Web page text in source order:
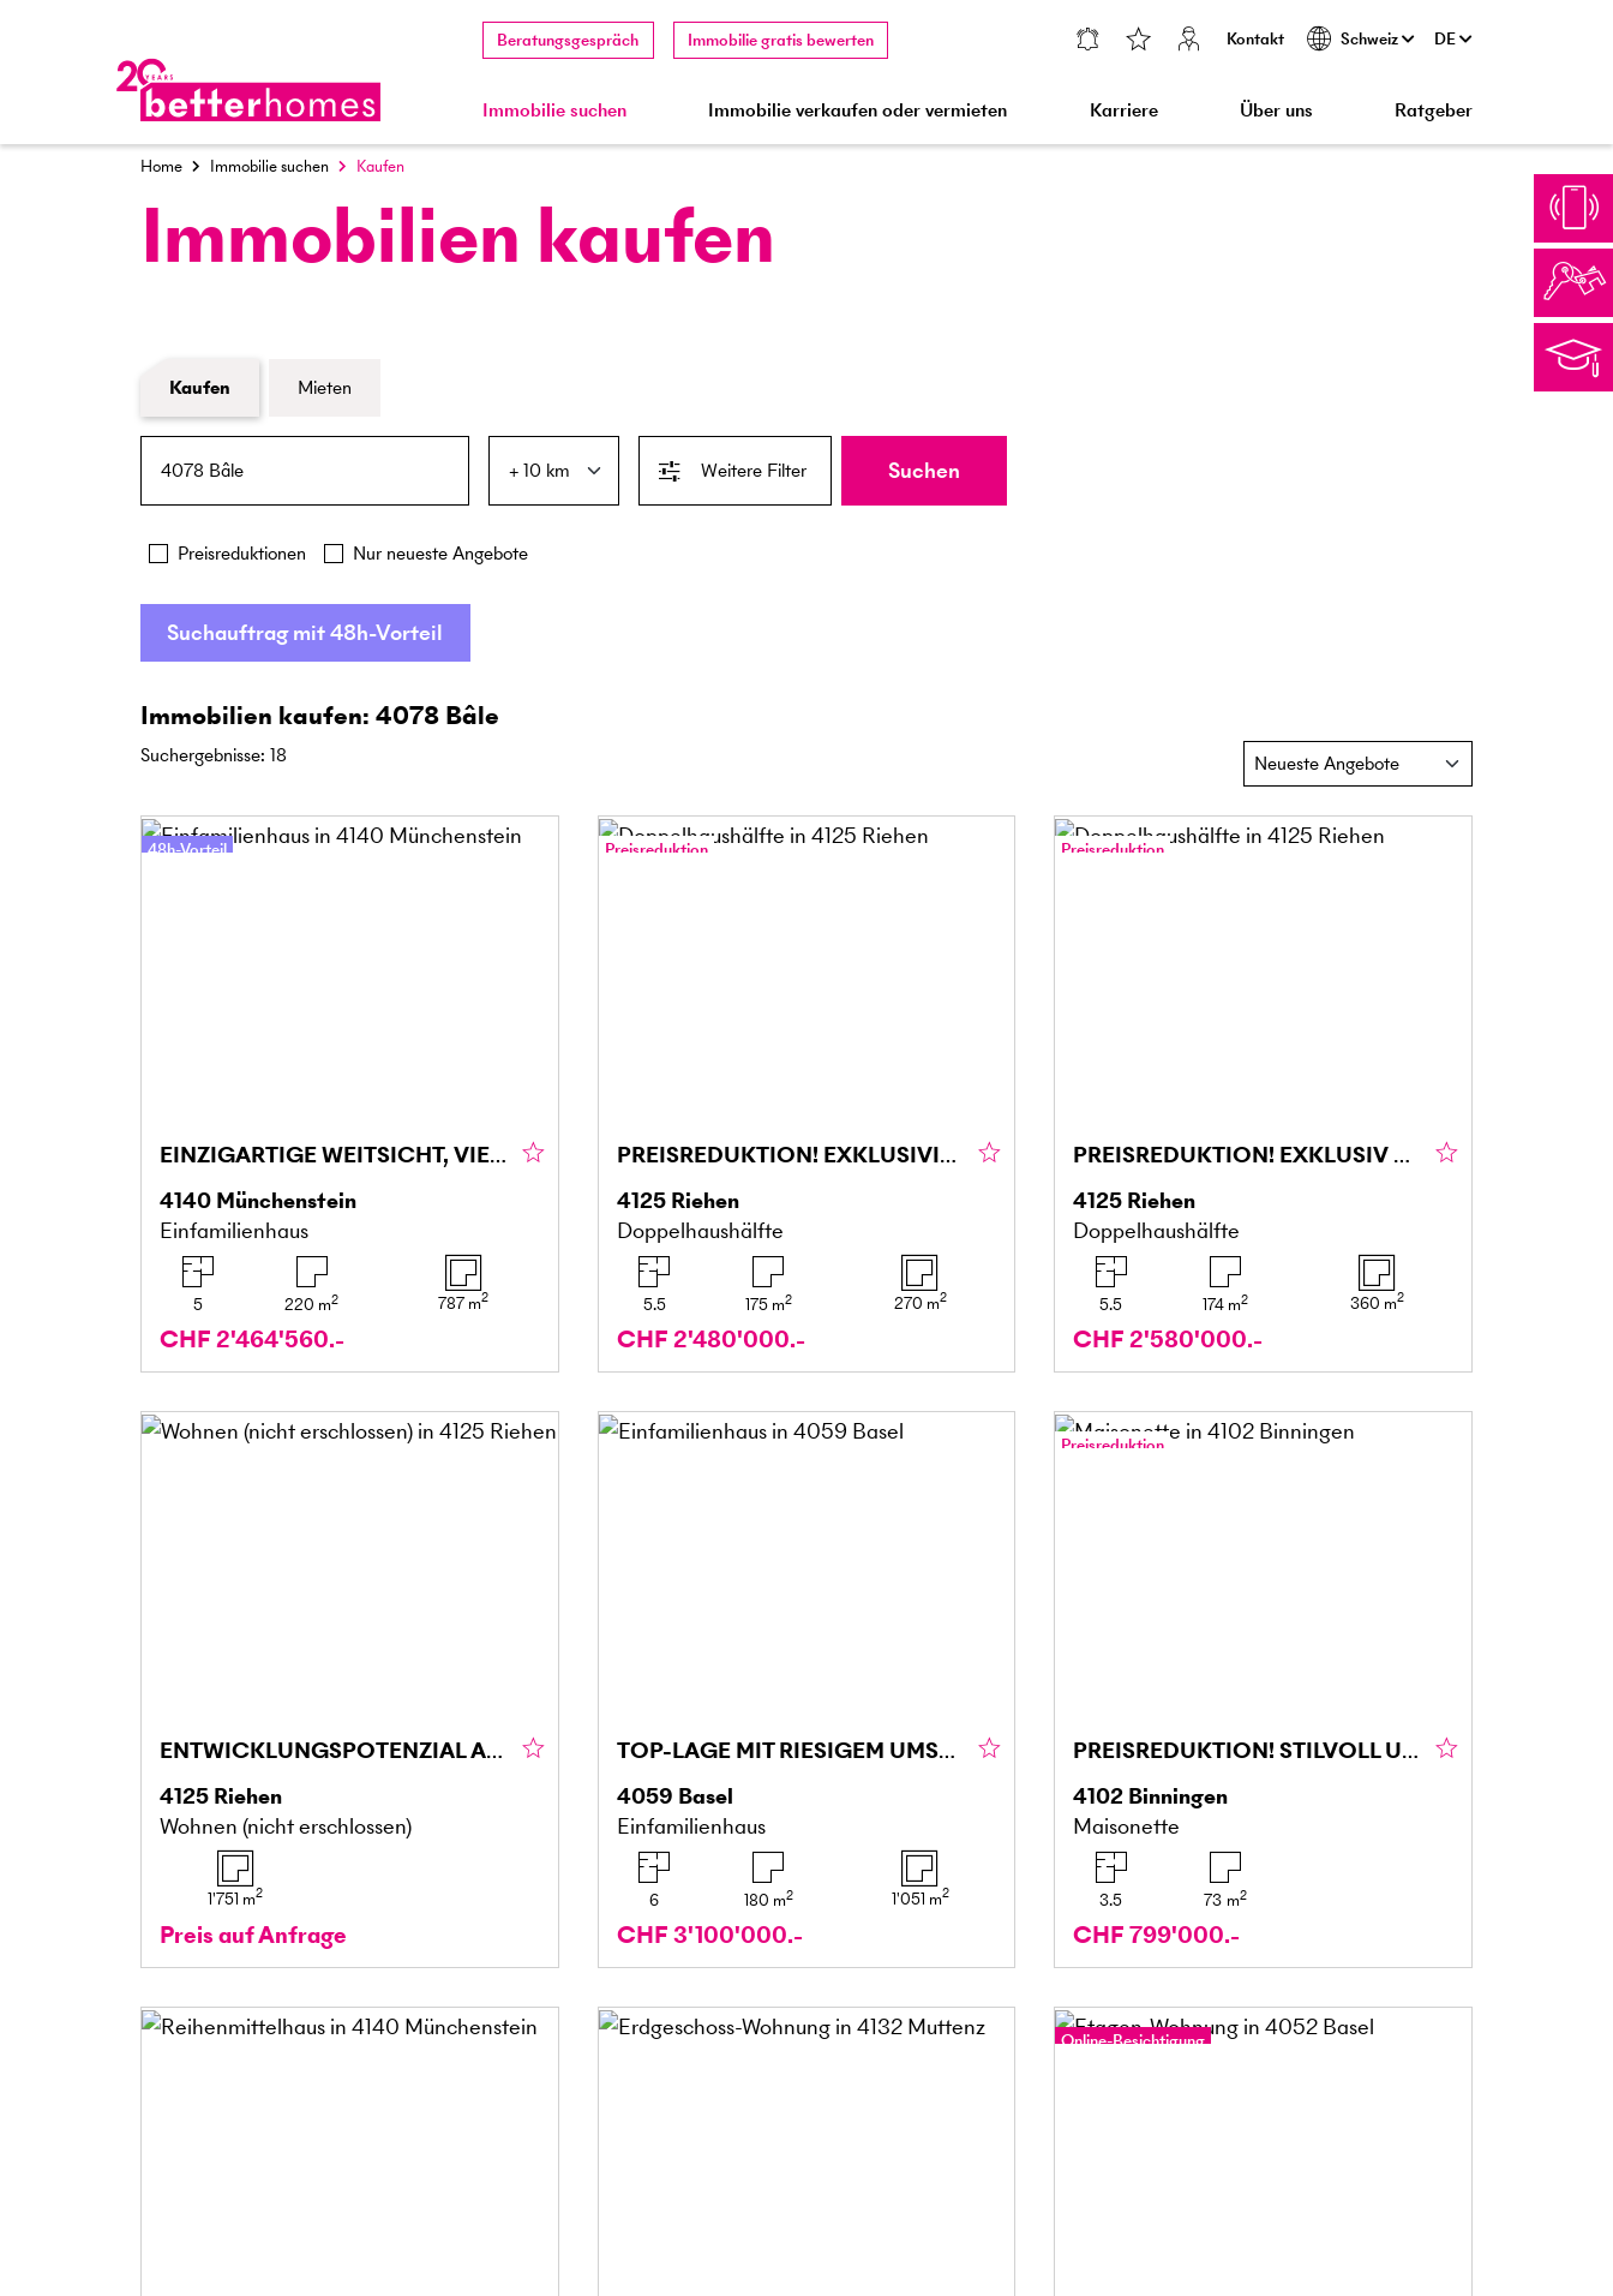
Beratungsgespräch Immobilie gratis bewerten Kontakt Schweiz DE
Immobilie suchen Immobilie verkaufen oder vermieten Karriere Über uns Ratgeber
Home Immobilie suchen Kaufen
Immobilien kaufen
Formular Immobiliensuche
Kaufen
Mieten
Weitere Filter
Preisreduktionen Nur neueste Angebote
Suchen
Suchauftrag mit 48h-Vorteil
Immobilien kaufen: 4078 Bâle
Suchergebnisse: 18
48h-Vorteil
EINZIGARTIGE WEITSICHT, VIEL PRIVATSPHÄRE & GARTEN
4140 Münchenstein
Einfamilienhaus
5 220 m2 787 m2
CHF 2'464'560.-
Preisreduktion
PREISREDUKTION! EXKLUSIVITÄT TRIFFT AUF HÖCHSTE WOHNQUALITÄT
4125 Riehen
Doppelhaushälfte
5.5 175 m2 270 m2
CHF 2'480'000.-
Preisreduktion
PREISREDUKTION! EXKLUSIV MIT GARTEN UND WEITBLICK
4125 Riehen
Doppelhaushälfte
5.5 174 m2 360 m2
CHF 2'580'000.-
ENTWICKLUNGSPOTENZIAL AUF 1'751 M² AN TOP-LAGE
4125 Riehen
Wohnen (nicht erschlossen)
1'751 m2
Preis auf Anfrage
TOP-LAGE MIT RIESIGEM UMSCHWUNG
4059 Basel
Einfamilienhaus
6 180 m2 1'051 m2
CHF 3'100'000.-
Preisreduktion
PREISREDUKTION! STILVOLL UND RENOVIERT AUF ZWEI ETAGEN
4102 Binningen
Maisonette
3.5 73 m2
CHF 799'000.-
Online-Besichtigung